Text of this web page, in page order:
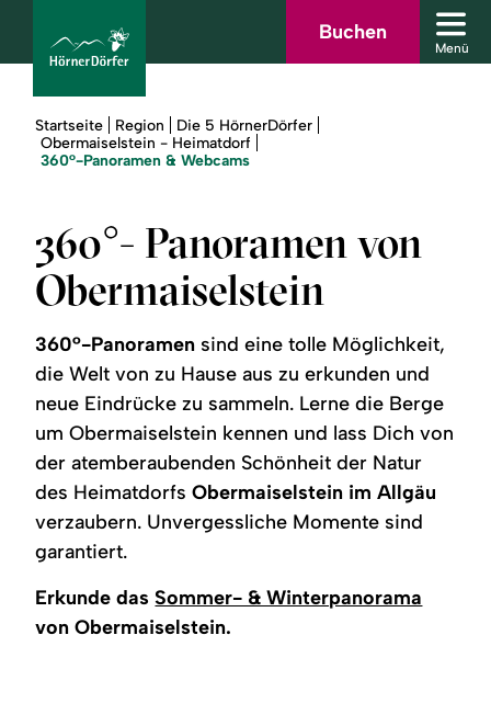
Buchen
Menü
Urlaub
buchen
Sommer
Winter
Region
Service
Sie
sind
hier:
Startseite Region
Die 5 HörnerDörfer
Obermaiselstein - Heimatdorf
360°-Panoramen & Webcams
360°- Panoramen von
Obermaiselstein
360°-Panoramen sind eine tolle Möglichkeit,
die Welt von zu Hause aus zu erkunden und
neue Eindrücke zu sammeln. Lerne die Berge
um Obermaiselstein kennen und lass Dich von
der atemberaubenden Schönheit der Natur
des HeimatdorfsObermaiselstein im Allgäu
verzaubern. Unvergessliche Momente sind
garantiert.
Erkunde dasSommer- & Winterpanorama
von Obermaiselstein.